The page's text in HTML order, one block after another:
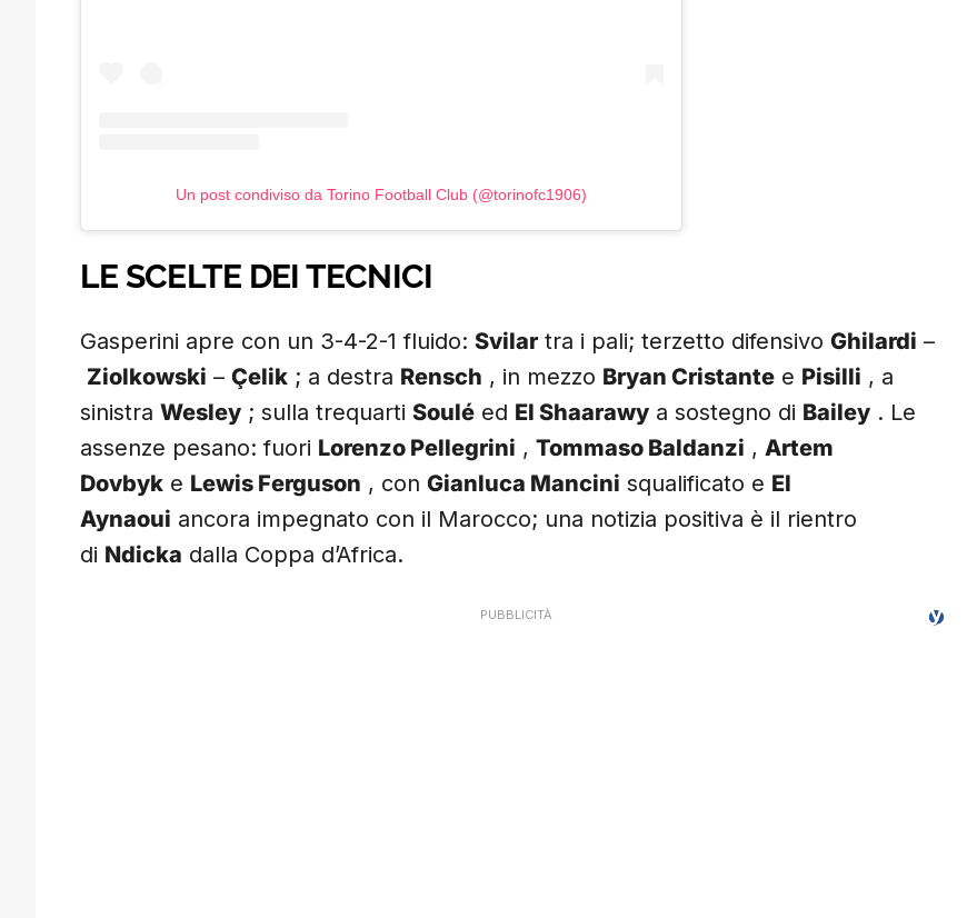
Un post condiviso da Torino Football Club (@torinofc1906)
LE SCELTE DEI TECNICI
Gasperini apre con un 3-4-2-1 fluido: Svilar tra i pali; terzetto difensivo Ghilardi –
Ziolkowski – Çelik ; a destra Rensch , in mezzo Bryan Cristante e Pisilli , a
sinistra Wesley ; sulla trequarti Soulé ed El Shaarawy a sostegno di Bailey . Le
assenze pesano: fuori Lorenzo Pellegrini , Tommaso Baldanzi , Artem
Dovbyk e Lewis Ferguson , con Gianluca Mancini squalificato e El
Aynaoui ancora impegnato con il Marocco; una notizia positiva è il rientro
di Ndicka dalla Coppa d’Africa.